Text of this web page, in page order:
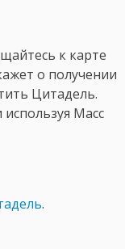
к карте
о получении
Цитадель.
Масс
.